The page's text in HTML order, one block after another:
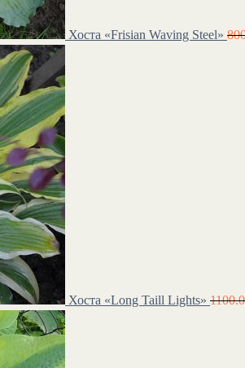
Хоста «Frisian Waving Steel»
Хоста «Long Taill Lights»